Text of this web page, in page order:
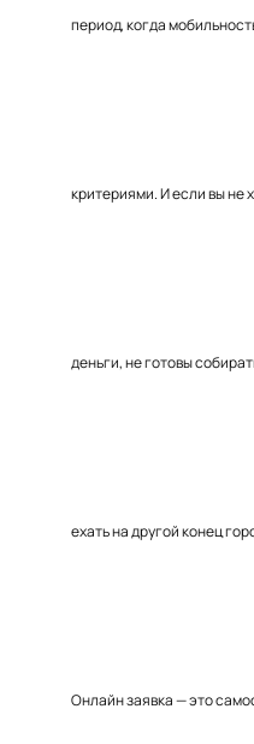
период, когда
критериями. И если вы не
деньги, не готовы
ехать на другой конец
Онлайн заявка — это